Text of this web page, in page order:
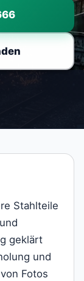
Stahlteile
geklärt
und
Fotos